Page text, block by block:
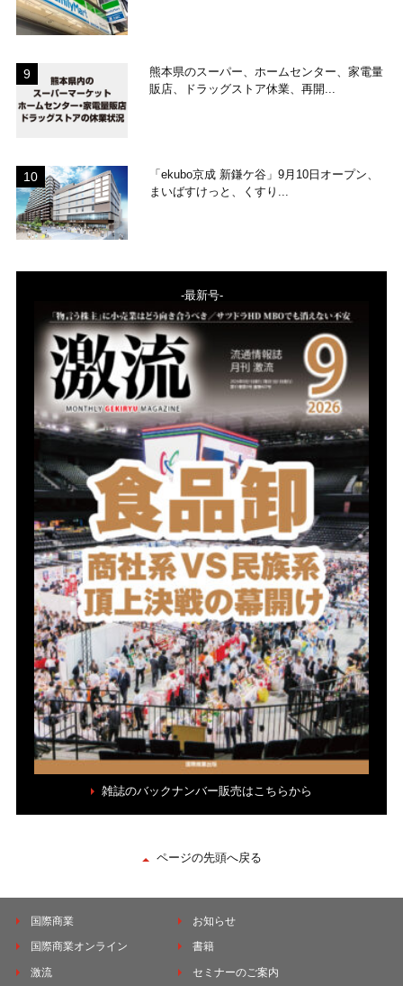
熊本県のスーパー、ホームセンター、家電量
販店、ドラッグストア休業、再開...
「ekubo京成 新鎌ケ谷」9月10日オープン、
まいばすけっと、くすり...
-最新号-
雑誌のバックナンバー販売はこちらから
ページの先頭へ戻る
国際商業
国際商業オンライン
激流
お知らせ
書籍
セミナーのご案内